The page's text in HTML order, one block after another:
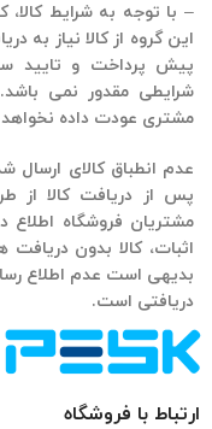
این گروه از کالا نیاز
پیش پرداخت و تایید
شرایطی مقدور نمی
مشتری عودت داده
پس از دریافت کالا از
مشتریان فروشگاه
اثبات، کالا بدون
دریافتی است.
ارتباط با فروشگاه